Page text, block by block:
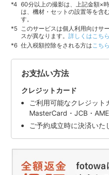
60分以上の撮影は、上記金額×
は、機材・セットの設置等を含
す。
このサービスは個人利用向けサ
スが異なります。詳しくはこちら
仕入税額控除をされる方はこちら
お支払い方法
クレジットカード
ご利用可能なクレジット
MasterCard・JCB・
ご予約成立時に決済いた